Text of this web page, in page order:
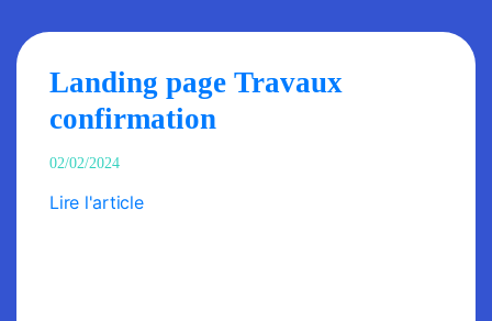
Landing page Travaux
confirmation
02/02/2024
Lire l'article